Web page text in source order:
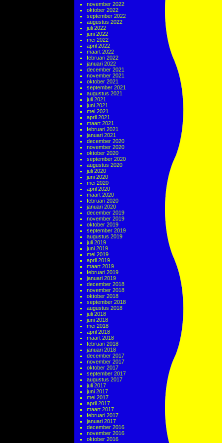
november 2022
oktober 2022
september 2022
augustus 2022
juli 2022
juni 2022
mei 2022
april 2022
maart 2022
februari 2022
januari 2022
december 2021
november 2021
oktober 2021
september 2021
augustus 2021
juli 2021
juni 2021
mei 2021
april 2021
maart 2021
februari 2021
januari 2021
december 2020
november 2020
oktober 2020
september 2020
augustus 2020
juli 2020
juni 2020
mei 2020
april 2020
maart 2020
februari 2020
januari 2020
december 2019
november 2019
oktober 2019
september 2019
augustus 2019
juli 2019
juni 2019
mei 2019
april 2019
maart 2019
februari 2019
januari 2019
december 2018
november 2018
oktober 2018
september 2018
augustus 2018
juli 2018
juni 2018
mei 2018
april 2018
maart 2018
februari 2018
januari 2018
december 2017
november 2017
oktober 2017
september 2017
augustus 2017
juli 2017
juni 2017
mei 2017
april 2017
maart 2017
februari 2017
januari 2017
december 2016
november 2016
oktober 2016